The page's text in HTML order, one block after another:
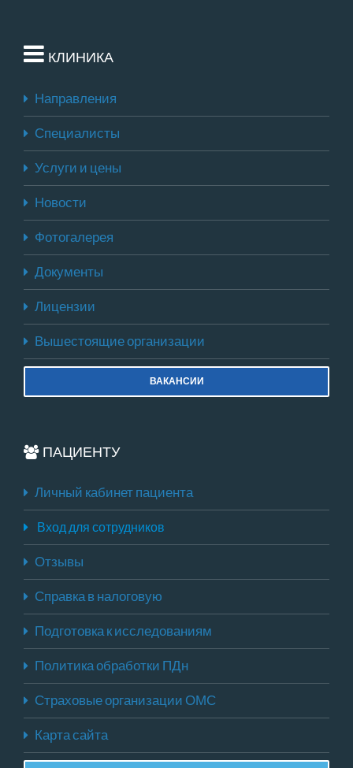
КЛИНИКА
Направления
Специалисты
Услуги и цены
Новости
Фотогалерея
Документы
Лицензии
Вышестоящие организации
ВАКАНСИИ
ПАЦИЕНТУ
Личный кабинет пациента
Вход для сотрудников
Отзывы
Справка в налоговую
Подготовка к исследованиям
Политика обработки ПДн
Страховые организации ОМС
Карта сайта